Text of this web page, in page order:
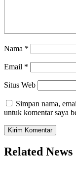
Nama *
Email *
Situs Web
Simpan nama,
untuk komentar saya
Related News